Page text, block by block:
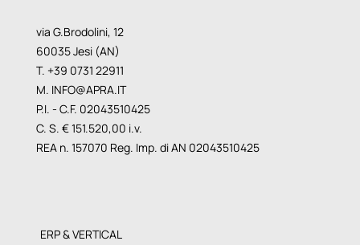
via G.Brodolini, 12
60035 Jesi (AN)
T. +39 0731 22911
M. INFO@APRA.IT
P.I. - C.F. 02043510425
C. S. € 151.520,00 i.v.
REA n. 157070 Reg. Imp. di AN 02043510425
ERP & VERTICAL